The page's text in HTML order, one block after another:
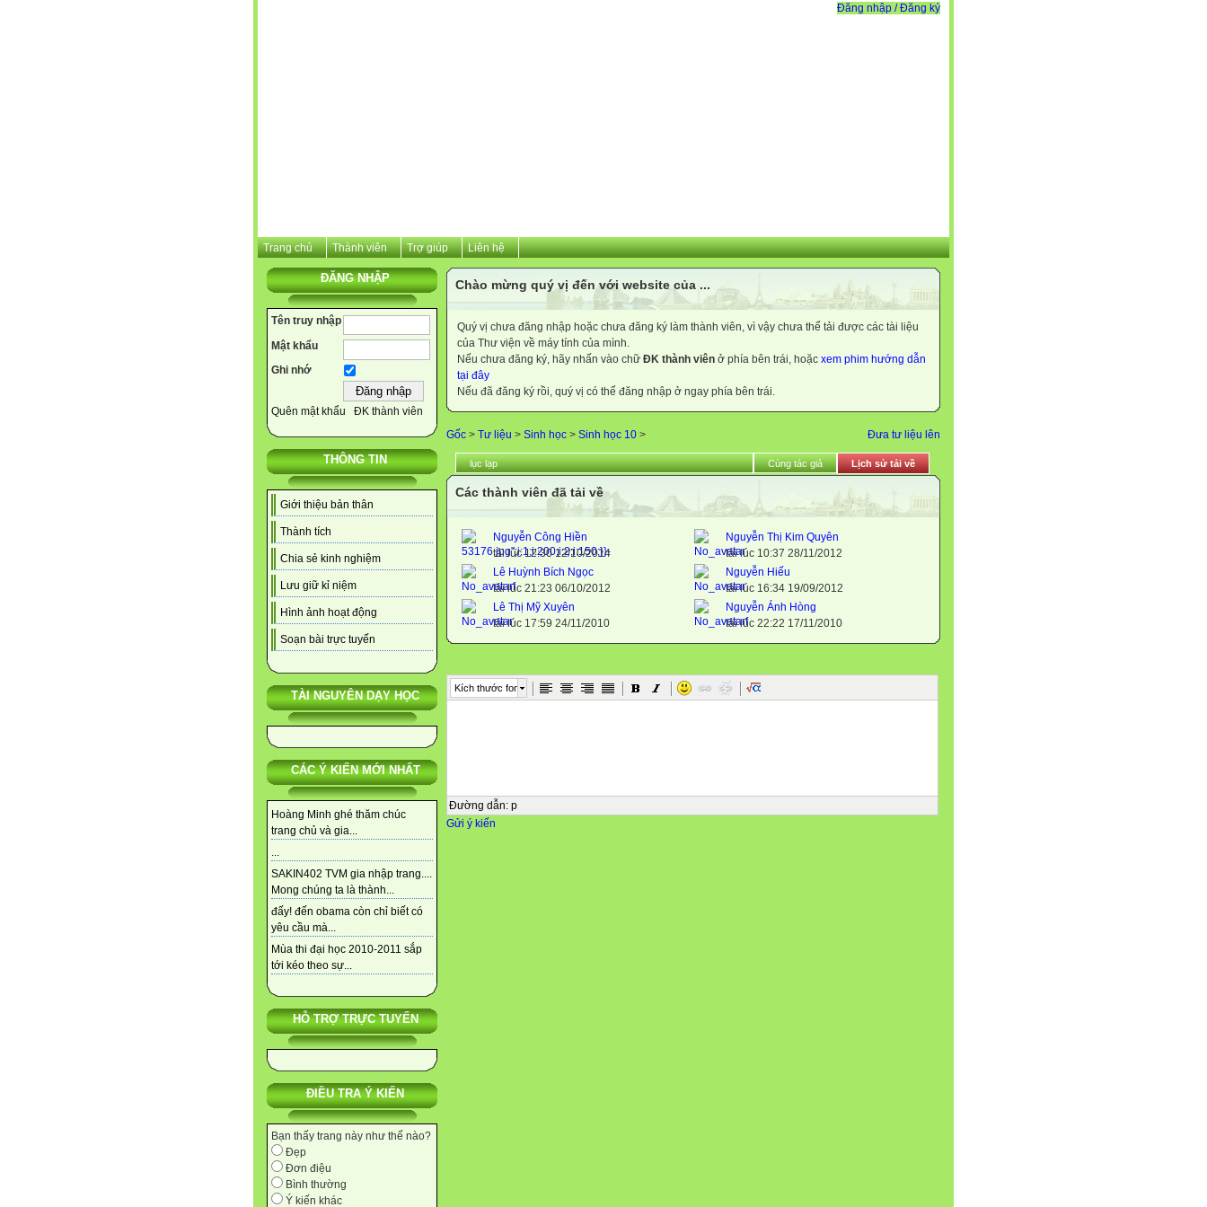
Đăng nhập / Đăng ký
Trang chủ Thành viên Trợ giúp Liên hệ
ĐĂNG NHẬP
Tên truy nhập
Mật khẩu
Ghi nhớ
Quên mật khẩu ĐK thành viên
THÔNG TIN
Giới thiệu bản thân
Thành tích
Chia sẻ kinh nghiệm
Lưu giữ kỉ niệm
Hình ảnh hoạt động
Soạn bài trực tuyến
TÀI NGUYÊN DẠY HỌC
CÁC Ý KIẾN MỚI NHẤT
Hoàng Minh ghé thăm chúc
trang chủ và gia...
...
SAKIN402 TVM gia nhập trang....
Mong chúng ta là thành...
đấy! đến obama còn chỉ biết có
yêu cầu mà...
Mùa thi đại học 2010-2011 sắp
tới kéo theo sự...
HỖ TRỢ TRỰC TUYẾN
ĐIỀU TRA Ý KIẾN
Bạn thấy trang này như thế nào?
Đẹp
Đơn điệu
Bình thường
Ý kiến khác
Chào mừng quý vị đến với website của ...
Quý vị chưa đăng nhập hoặc chưa đăng ký làm thành viên, vì vậy chưa thể tải được các tài liệu
của Thư viện về máy tính của mình.
Nếu chưa đăng ký, hãy nhấn vào chữ ĐK thành viên ở phía bên trái, hoặc xem phim hướng dẫn
tại đây
Nếu đã đăng ký rồi, quý vị có thể đăng nhập ở ngay phía bên trái.
Đưa tư liệu lên
Gốc > Tư liệu > Sinh học > Sinh học 10 >
lục lạp Cùng tác giả Lịch sử tải về
Các thành viên đã tải về
Nguyễn Công Hiền
tải lúc 12:30 12/10/2014
Nguyễn Thị Kim Quyên
tải lúc 10:37 28/11/2012
Lê Huỳnh Bích Ngọc
tải lúc 21:23 06/10/2012
Nguyễn Hiếu
tải lúc 16:34 19/09/2012
Lê Thị Mỹ Xuyên
tải lúc 17:59 24/11/2010
Nguyễn Ánh Hòng
tải lúc 22:22 17/11/2010
Kích thước font
Đường dẫn: p
Gửi ý kiến